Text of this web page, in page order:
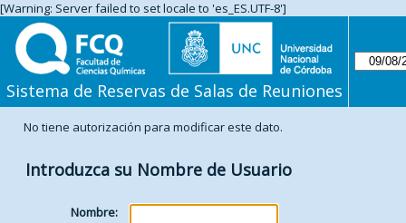
[Warning: Server failed to set locale to 'es_ES.UTF-8']
Sistema de Reservas de Salas de Reuniones
No tiene autorización para modificar este dato.
Introduzca su Nombre de Usuario
Nombre: